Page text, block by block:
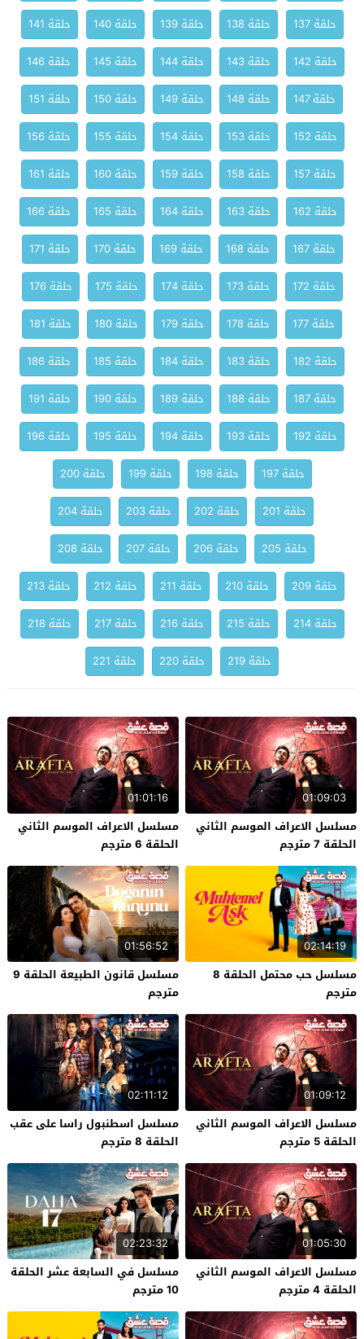
حلقة 137 حلقة 138 حلقة 139 حلقة 140
حلقة 141
حلقة 142
حلقة 143 حلقة 144 حلقة 145
حلقة 146
حلقة 147
حلقة 148 حلقة 149 حلقة 150
حلقة 151
حلقة 152
حلقة 153 حلقة 154 حلقة 155
حلقة 156
حلقة 157
حلقة 158 حلقة 159 حلقة 160
حلقة 161
حلقة 162
حلقة 163 حلقة 164 حلقة 165
حلقة 166
حلقة 167
حلقة 168 حلقة 169 حلقة 170
حلقة 171
حلقة 172
حلقة 173 حلقة 174 حلقة 175
حلقة 176
حلقة 177
حلقة 178 حلقة 179 حلقة 180
حلقة 181
حلقة 182
حلقة 183 حلقة 184 حلقة 185
حلقة 186
حلقة 187
حلقة 188 حلقة 189 حلقة 190
حلقة 191
حلقة 192
حلقة 193 حلقة 194 حلقة 195
حلقة 196
حلقة 197
حلقة 198 حلقة 199
حلقة 200
حلقة 201
حلقة 202 حلقة 203
حلقة 204
حلقة 205
حلقة 206 حلقة 207
حلقة 208
حلقة 209
حلقة 210 حلقة 211 حلقة 212
حلقة 213
حلقة 214
حلقة 215 حلقة 216 حلقة 217
حلقة 218
حلقة 219
حلقة 220 حلقة 221
01:09:03
مسلسل الاعراف الموسم الثاني
الحلقة 7 مترجم
01:01:16
مسلسل الاعراف الموسم الثاني
الحلقة 6 مترجم
02:14:19
مسلسل حب محتمل الحلقة 8
مترجم
01:56:52
مسلسل قانون الطبيعة الحلقة 9
مترجم
01:09:12
مسلسل الاعراف الموسم الثاني
الحلقة 5 مترجم
02:11:12
مسلسل اسطنبول راسا على عقب
الحلقة 8 مترجم
01:05:30
مسلسل الاعراف الموسم الثاني
الحلقة 4 مترجم
02:23:32
مسلسل في السابعة عشر الحلقة
10 مترجم